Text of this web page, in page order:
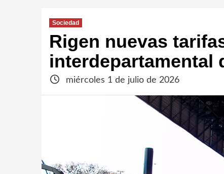
Sociedad
Rigen nuevas
interdepartamental
miércoles 1 de julio de 2026